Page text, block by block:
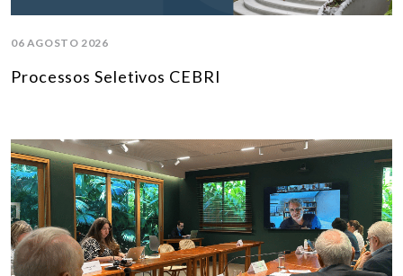
06 AGOSTO 2026
Processos Seletivos CEBRI